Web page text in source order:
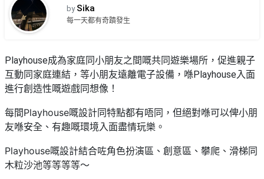
Party
到
會
美
食
特
色
蛋
活
類
型
搞
Party
朋
友
活
動
略
區
好
去
#Party
Room
影
相
去
處
by Sika
每一天都有奇蹟發生
Playhouse成為家庭同小朋友之間嘅共同遊樂場所，促進親子
互動同家庭連結，等小朋友遠離電子設備，喺Playhouse入面
進行創造性嘅遊戲同想像！
每間Playhouse嘅設計同特點都有唔同，但絕對喺可以俾小朋
友喺安全、有趣嘅環境入面盡情玩樂。
Playhouse嘅設計結合咗角色扮演區、創意區、攀爬、滑梯同
木粒沙池等等等等～